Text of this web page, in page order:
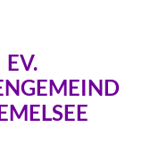
EV.